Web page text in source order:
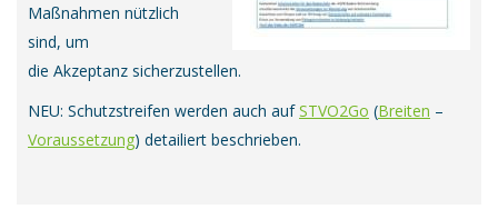
Maßnahmen nützlich
sind, um
die Akzeptanz sicherzustellen.
NEU: Schutzstreifen werden auch aufSTVO2Go (Breiten –
Voraussetzung) detailiert beschrieben.